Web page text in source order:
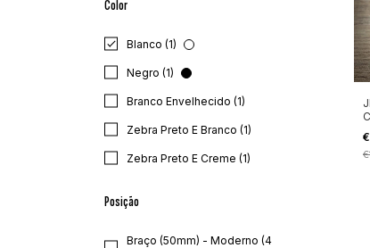
Color
Blanco (1)
Negro (1)
Branco Envelhecido (1)
Zebra Preto E Branco (1)
Zebra Preto E Creme (1)
Posição
Braço (50mm) - Moderno (4